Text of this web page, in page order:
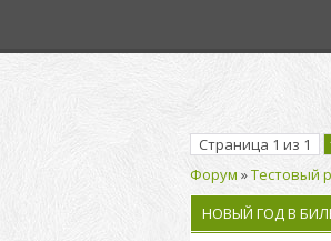
Страница 1 из 1
Форум »Тестовый
НОВЫЙ ГОД В